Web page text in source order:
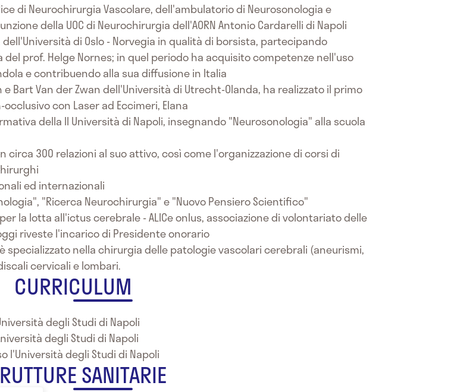
di Neurochirurgia Vascolare, dell'ambulatorio di Neurosonologia e
della UOC di Neurochirurgia dell'AORN Antonio Cardarelli di Napoli
di Oslo - Norvegia in qualità di borsista, partecipando
prof. Helge Nornes; in quel periodo ha acquisito competenze nell'uso
e contribuendo alla sua diffusione in Italia
e Bart Van der Zwan dell'Università di Utrecht-Olanda, ha realizzato il primo
con Laser ad Eccimeri, Elana
della II Università di Napoli, insegnando "Neurosonologia" alla scuola
circa 300 relazioni al suo attivo, così come l'organizzazione di corsi di
ed internazionali
"Ricerca Neurochirurgia" e "Nuovo Pensiero Scientifico"
la lotta all'ictus cerebrale - ALICe onlus, associazione di volontariato delle
riveste l'incarico di Presidente onorario
specializzato nella chirurgia delle patologie vascolari cerebrali (aneurismi,
cervicali e lombari.
CURRICULUM
degli Studi di Napoli
degli Studi di Napoli
l'Università degli Studi di Napoli
SANITARIE